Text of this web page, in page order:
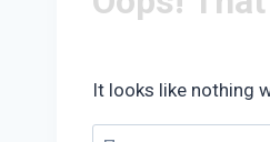
It looks like nothing